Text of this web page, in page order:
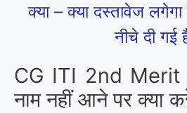
क्या – क्या दस्तावेज
नीचे दी गई
CG ITI 2nd
नाम नहीं आने पर क्या